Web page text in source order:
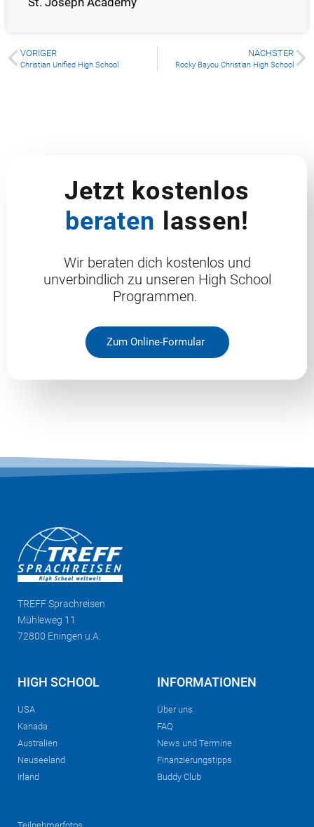
VORIGER
Christian Unified High School
NÄCHSTER
Rocky Bayou Christian High School
Jetzt kostenlos
beraten lassen!
Wir beraten dich kostenlos und
unverbindlich zu unseren High School
Programmen.
Zum Online-Formular
TREFFSprachreisen
Mühleweg 11
72800 Eningen u.A.
HIGH SCHOOL
USA
Kanada
Australien
Neuseeland
Irland
INFORMATIONEN
Über uns
FAQ
News und Termine
Finanzierungstipps
Buddy Club